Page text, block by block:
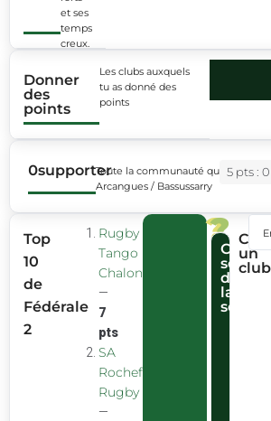
et ses
temps
creux.
Donner
des
points
Les clubs auxquels
tu as donné des
points
0supporter 5 pts : 0
Toute la communauté qui soutient
Arcangues / Bassussarry
Top
10
de
Fédérale
2
Rugby
Tango
Chalonnais
—
7
pts
SA
Rochefort
Rugby
—
?
?
Club
secret
de
la
toi
pour
participer
au
un
club